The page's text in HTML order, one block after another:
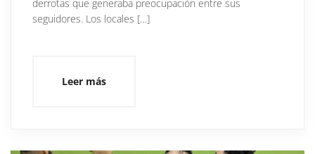
derrotas que generaba preocupación entre sus
seguidores. Los locales […]
Leer más